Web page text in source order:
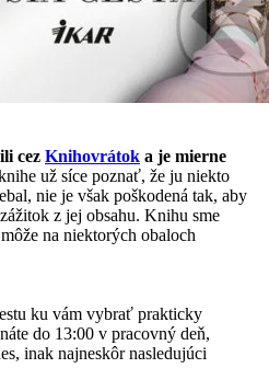
cez Knihovrátok a je mierne
už síce poznať, že ju niekto
nie je však poškodená tak, aby
z jej obsahu. Knihu sme
na niektorých obaloch
ku vám vybrať prakticky
do 13:00 v pracovný deň,
inak najneskôr nasledujúci